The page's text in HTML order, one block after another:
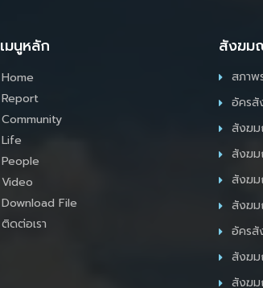
เมนูหลัก
Home
Report
Community
Life
People
Video
Download File
ติดต่อเรา
สังฆม
สภาพ
อัครสั
สังฆ
สังฆม
สังฆม
สังฆม
อัครสั
สังฆม
สังฆม